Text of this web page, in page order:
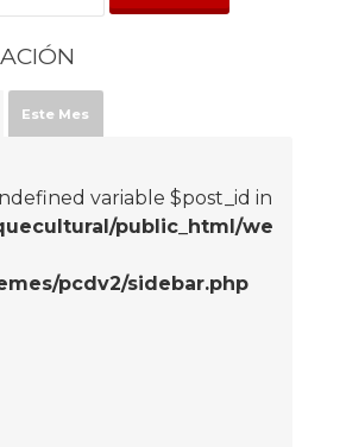
Este Mes
variable $post_id in
public_html/we
pcdv2/sidebar.php